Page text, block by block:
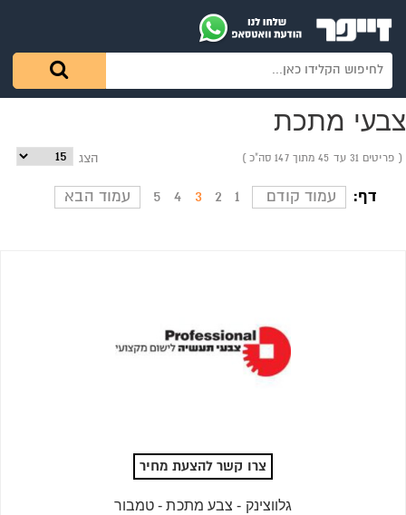
צבעי מתכת
פריטים 31 עד 45 מתוך 147 סה"כ הצג
דף: עמוד קודם 1
2
3
4
5 עמוד הבא
צרו קשר להצעת מחיר
גלווצינק - צבע מתכת - טמבור